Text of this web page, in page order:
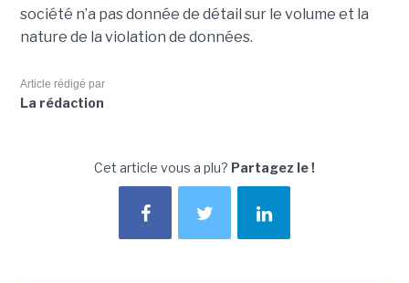
société n’a pas donnée de détail sur le volume et la
nature de la violation de données.
Article rédigé par
La rédaction
Cet article vous a plu? Partagez le !